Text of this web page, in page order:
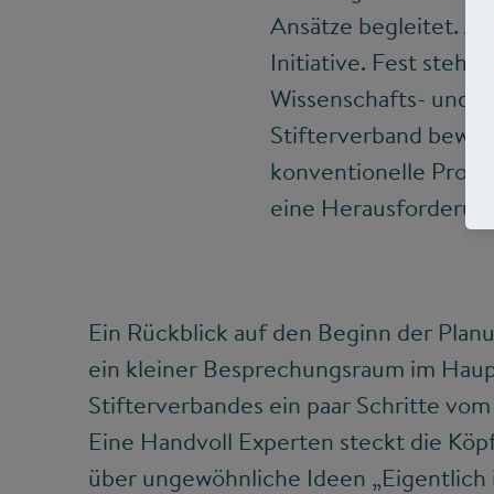
Ansätze begleitet.
Initiative. Fest steht,
Wissenschafts- und
Stifterverband
konventionelle
eine
Ein Rückblick auf den Beginn der
ein kleiner Besprechungsraum im
Stifterverbandes ein paar Schritte
Eine Handvoll Experten steckt die
über ungewöhnliche Ideen „Eigentlich